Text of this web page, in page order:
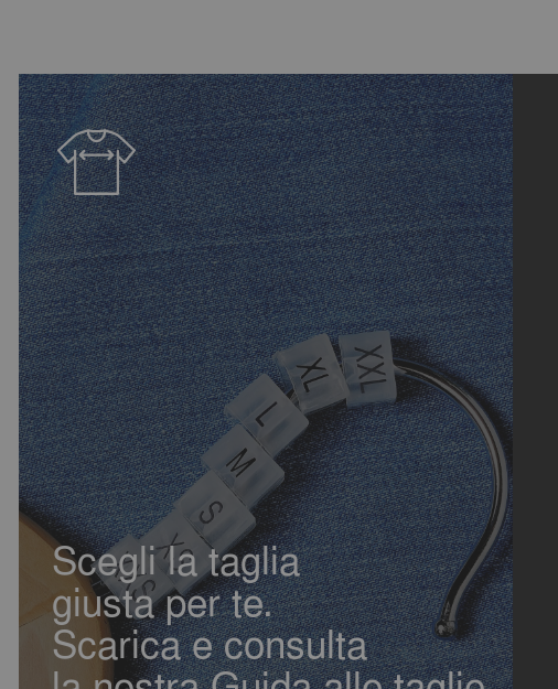
Scegli la taglia
giusta per te.
Scarica e consulta